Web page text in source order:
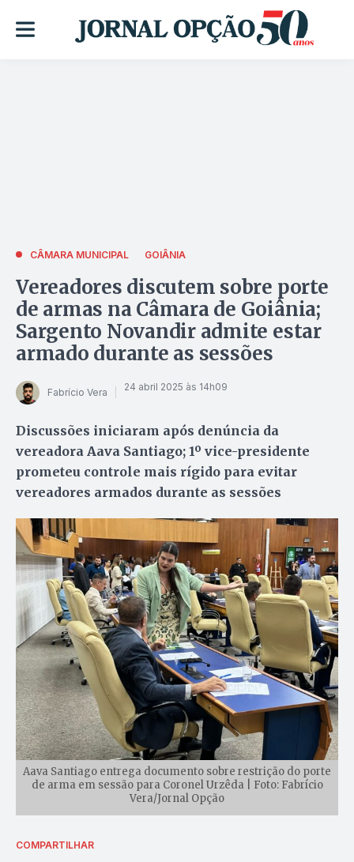
CÂMARA MUNICIPAL GOIÂNIA
Vereadores discutem sobre porte
de armas na Câmara de Goiânia;
Sargento Novandir admite estar
armado durante as sessões
Fabrício Vera 24 abril 2025 às 14h09
Discussões iniciaram após denúncia da
vereadora Aava Santiago; 1º vice-presidente
prometeu controle mais rígido para evitar
vereadores armados durante as sessões
Aava Santiago entrega documento sobre restrição do porte
de arma em sessão para Coronel Urzêda | Foto: Fabrício
Vera/Jornal Opção
COMPARTILHAR